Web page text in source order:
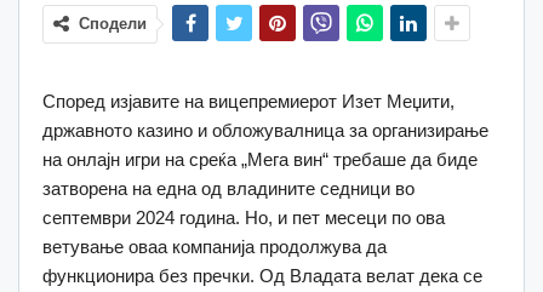
Сподели
Според изјавите на вицепремиерот Изет Меџити,
државното казино и обложувалница за организирање
на онлајн игри на среќа „Мега вин“ требаше да биде
затворена на една од владините седници во
септември 2024 година. Но, и пет месеци по ова
ветување оваа компанија продолжува да
функционира без пречки. Од Владата велат дека се